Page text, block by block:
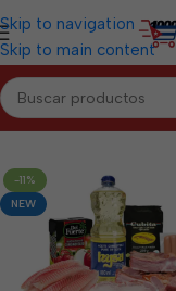
Skip to navigation
Skip to main content
SPÍRITUS/
-11%
NEW